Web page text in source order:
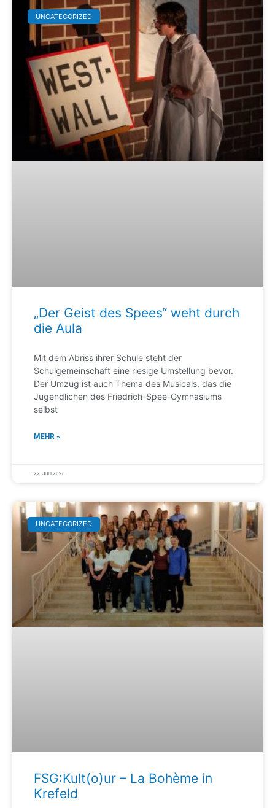
UNCATEGORIZED
„Der Geist des Spees“ weht durch
die Aula
Mit dem Abriss ihrer Schule steht der
Schulgemeinschaft eine riesige Umstellung bevor.
Der Umzug ist auch Thema des Musicals, das die
Jugendlichen des Friedrich-Spee-Gymnasiums
selbst
MEHR »
22. JULI 2026
UNCATEGORIZED
FSG:Kult(o)ur – La Bohème in
Krefeld